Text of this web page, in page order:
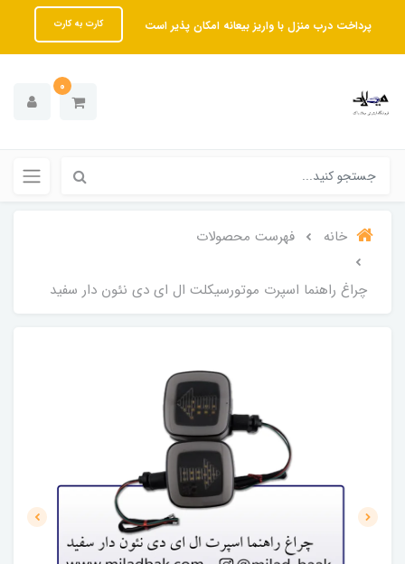
پرداخت درب منزل با واریز بیعانه امکان پذیر است کارت به کارت
0
خانه فهرست محصولات
چراغ راهنما اسپرت موتورسیکلت ال ای دی نئون دار سفید